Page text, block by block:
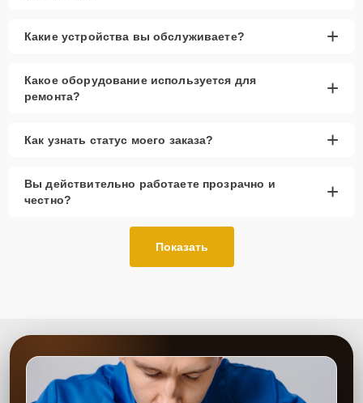
Какие устройства вы обслуживаете? +
Какое оборудование используется для
ремонта?
+
Как узнать статус моего заказа? +
Вы действительно работаете прозрачно и
честно?
+
Показать